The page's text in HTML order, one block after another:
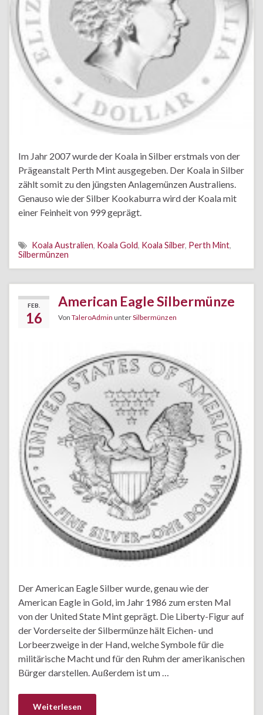
Im Jahr 2007 wurde der Koala in Silber erstmals von der
Prägeanstalt Perth Mint ausgegeben. Der Koala in Silber
zählt somit zu den jüngsten Anlagemünzen Australiens.
Genauso wie der Silber Kookaburra wird der Koala mit
einer Feinheit von 999 geprägt.
Koala Australien, Koala Gold, Koala Silber, Perth Mint,
Silbermünzen
FEB.
16
American Eagle Silbermünze
Von TaleroAdmin unterSilbermünzen
Der American Eagle Silber wurde, genau wie der
American Eagle in Gold, im Jahr 1986 zum ersten Mal
von der United State Mint geprägt. Die Liberty-Figur auf
der Vorderseite der Silbermünze hält Eichen- und
Lorbeerzweige in der Hand, welche Symbole für die
militärische Macht und für den Ruhm der amerikanischen
Bürger darstellen. Außerdem ist um …
Weiterlesen